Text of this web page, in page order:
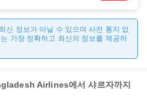
신 정보가 아닐 수 있으며 사전 통지 없
가장 정확하고 최신의 정보를 제공하
Airlines에서 샤르자까지